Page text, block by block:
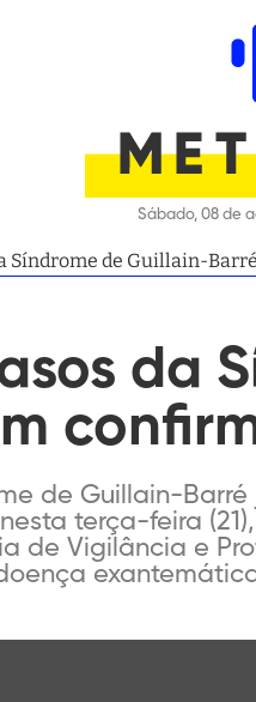
Sábado, 08 de
Síndrome de Guillain-
da
de Guillain-
terça-feira
de Vigilância e